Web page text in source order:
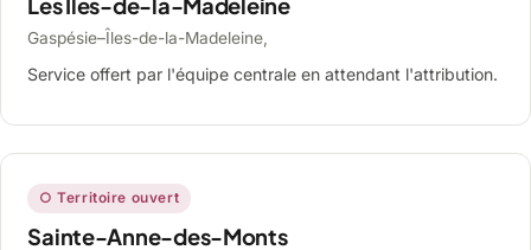
Gaspésie–Îles-de-la-Madeleine,
Service offert par l'équipe centrale en attendant l'attribution.
○ Territoire ouvert
Sainte-Anne-des-Monts